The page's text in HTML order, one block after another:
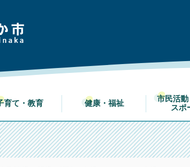
子育て・教育 健康・福祉
市民活
スポ